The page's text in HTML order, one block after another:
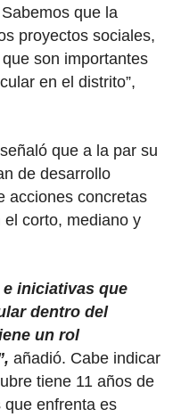
que la
proyectos sociales,
son importantes
en el distrito”,
que a la par su
de desarrollo
acciones concretas
corto, mediano y
iniciativas que
dentro del
un rol
añadió. Cabe indicar
tiene 11 años de
enfrenta es